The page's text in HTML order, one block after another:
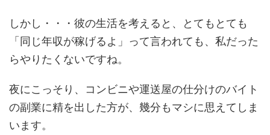
しかし・・・彼の生活を考えると、とてもとても
「同じ年収が稼げるよ」って言われても、私だった
らやりたくないですね。
夜にこっそり、コンビニや運送屋の仕分けのバイト
の副業に精を出した方が、幾分もマシに思えてしま
います。